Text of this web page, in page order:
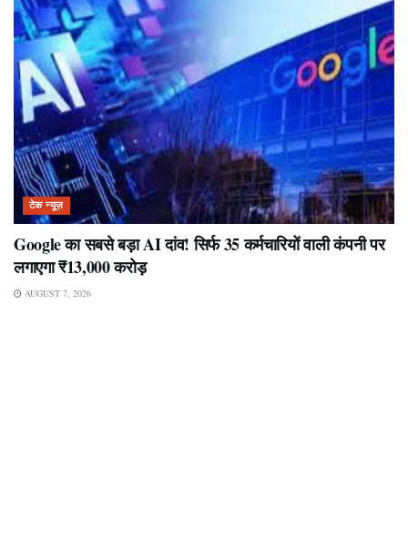
टेक न्यूज़
Google का सबसे बड़ा AI दांव! सिर्फ 35 कर्मचारियों वाली कंपनी पर
लगाएगा ₹13,000 करोड़
AUGUST 7, 2026